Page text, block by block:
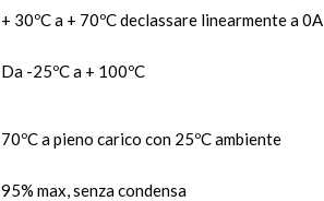
+ 30ºC a + 70ºC declassare linearmente a 0A
Da -25ºC a + 100ºC
70ºC a pieno carico con 25ºC ambiente
95% max, senza condensa